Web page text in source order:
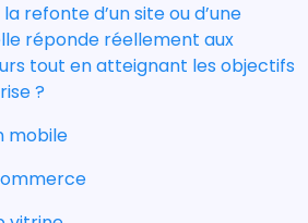
refonte d’un site ou d’une
réponde réellement aux
tout en atteignant les objectifs
?
mobile